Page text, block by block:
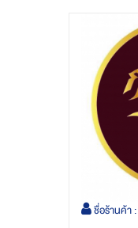
ชื่อร้านค้า :